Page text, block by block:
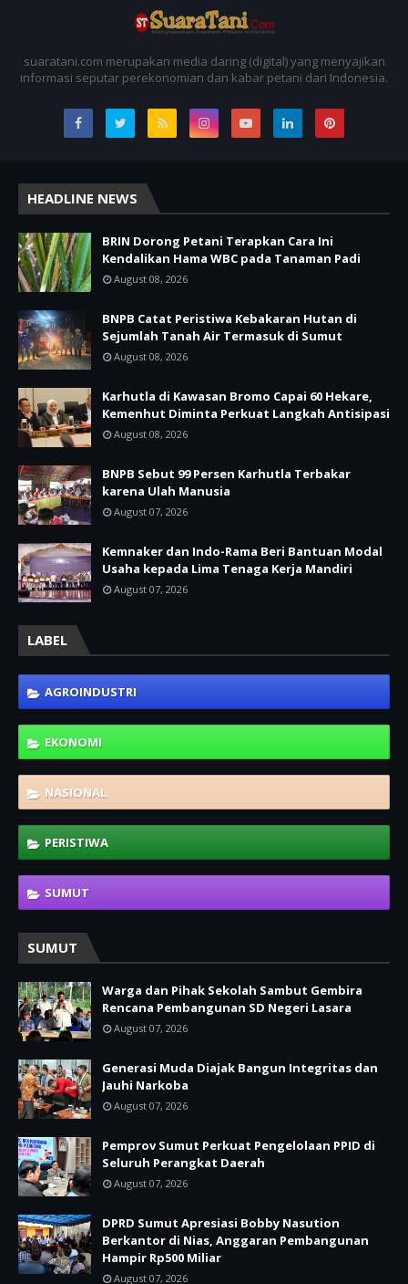
suaratani.com merupakan media daring (digital) yang menyajikan
informasi seputar perekonomian dan kabar petani dari Indonesia.
HEADLINE NEWS
BRIN Dorong Petani Terapkan Cara Ini
Kendalikan Hama WBC pada Tanaman Padi
August 08, 2026
BNPB Catat Peristiwa Kebakaran Hutan di
Sejumlah Tanah Air Termasuk di Sumut
August 08, 2026
Karhutla di Kawasan Bromo Capai 60 Hekare,
Kemenhut Diminta Perkuat Langkah Antisipasi
August 08, 2026
BNPB Sebut 99 Persen Karhutla Terbakar
karena Ulah Manusia
August 07, 2026
Kemnaker dan Indo-Rama Beri Bantuan Modal
Usaha kepada Lima Tenaga Kerja Mandiri
August 07, 2026
LABEL
AGROINDUSTRI
EKONOMI
NASIONAL
PERISTIWA
SUMUT
SUMUT
Warga dan Pihak Sekolah Sambut Gembira
Rencana Pembangunan SD Negeri Lasara
August 07, 2026
Generasi Muda Diajak Bangun Integritas dan
Jauhi Narkoba
August 07, 2026
Pemprov Sumut Perkuat Pengelolaan PPID di
Seluruh Perangkat Daerah
August 07, 2026
DPRD Sumut Apresiasi Bobby Nasution
Berkantor di Nias, Anggaran Pembangunan
Hampir Rp500 Miliar
August 07, 2026